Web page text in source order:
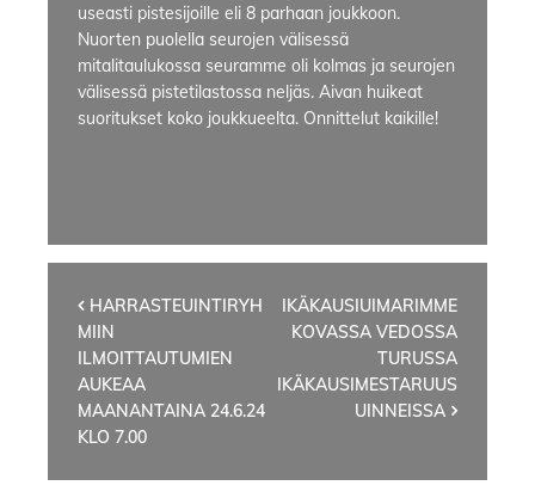
useasti pistesijoille eli 8 parhaan joukkoon.
Nuorten puolella seurojen välisessä
mitalitaulukossa seuramme oli kolmas ja seurojen
välisessä pistetilastossa neljäs. Aivan huikeat
suoritukset koko joukkueelta. Onnittelut kaikille!
Artikkelien
selaus
HARRASTEUINTIRYH
MIIN
ILMOITTAUTUMIEN
AUKEAA
MAANANTAINA 24.6.24
KLO 7.00
IKÄKAUSIUIMARIMME
KOVASSA VEDOSSA
TURUSSA
IKÄKAUSIMESTARUUS
UINNEISSA